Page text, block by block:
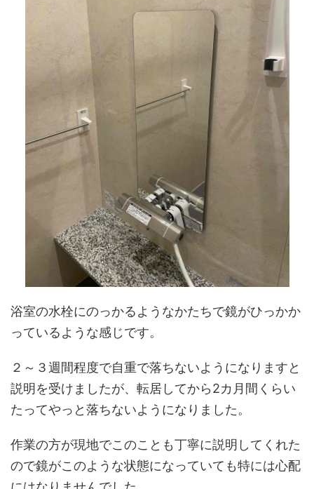
浴室の水栓にのっかるようなかたちで鏡がひっかか
っているような感じです。
２～３週間程度で自重で落ちないようになりますと
説明を受けましたが、転居してから2カ月間くらい
たってやっと落ちないようになりました。
作業の方が現地でこのことも丁寧に説明してくれた
ので鏡がこのような状態になっていても特には心配